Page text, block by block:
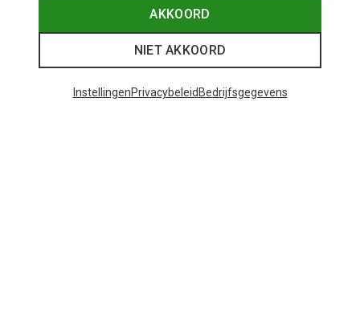
AKKOORD
NIET AKKOORD
InstellingenPrivacybeleid Bedrijfsgegevens